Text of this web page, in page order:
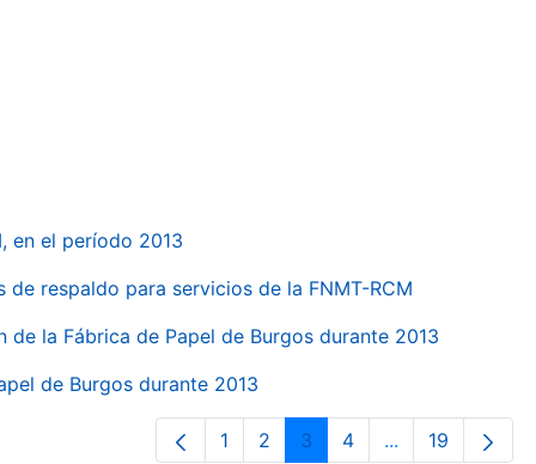
en el período 2013
respaldo para servicios de la FNMT-RCM
la Fábrica de Papel de Burgos durante 2013
de Burgos durante 2013
Página
1 Página
2 Página
3 Página
4 ...PáginasPágina
19